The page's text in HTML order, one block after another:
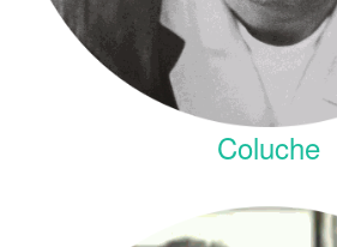
Coluche